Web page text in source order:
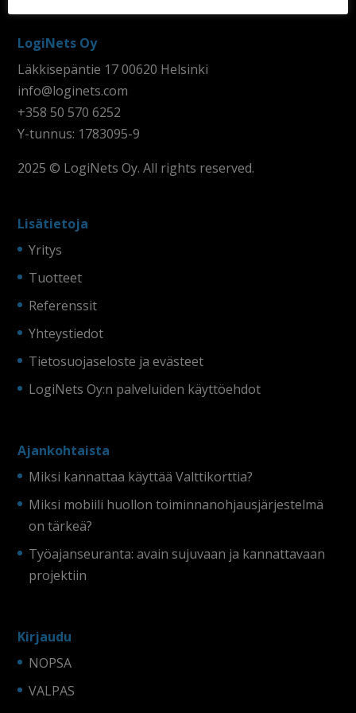
LogiNets Oy
Läkkisepäntie 17 00620 Helsinki
info@loginets.com
+358 50 570 6252
Y-tunnus: 1783095-9
2025 © LogiNets Oy. All rights reserved.
Lisätietoja
Yritys
Tuotteet
Referenssit
Yhteystiedot
Tietosuojaseloste ja evästeet
LogiNets Oy:n palveluiden käyttöehdot
Ajankohtaista
Miksi kannattaa käyttää Valttikorttia?
Miksi mobiili huollon toiminnanohjausjärjestelmä
on tärkeä?
Työajanseuranta: avain sujuvaan ja kannattavaan
projektiin
Kirjaudu
NOPSA
VALPAS